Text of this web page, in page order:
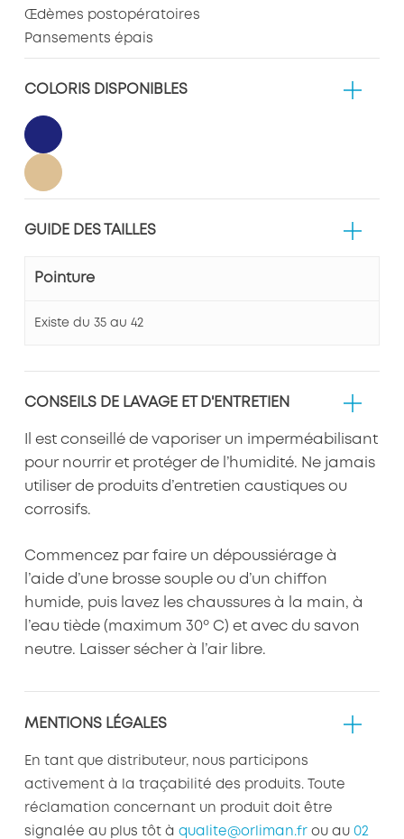
Œdèmes postopératoires
Pansements épais
COLORIS DISPONIBLES
GUIDE DES TAILLES
Pointure
Existe du 35 au 42
CONSEILS DE LAVAGE ET D'ENTRETIEN
Il est conseillé de vaporiser un imperméabilisant
pour nourrir et protéger de l’humidité. Ne jamais
utiliser de produits d’entretien caustiques ou
corrosifs.
Commencez par faire un dépoussiérage à
l’aide d’une brosse souple ou d’un chiffon
humide, puis lavez les chaussures à la main, à
l’eau tiède (maximum 30º C) et avec du savon
neutre. Laisser sécher à l’air libre.
MENTIONS LÉGALES
En tant que distributeur, nous participons
activement à la traçabilité des produits. Toute
réclamation concernant un produit doit être
signalée au plus tôt à qualite@orliman.frou au 02